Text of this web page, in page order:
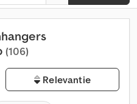
(106)
Relevantie